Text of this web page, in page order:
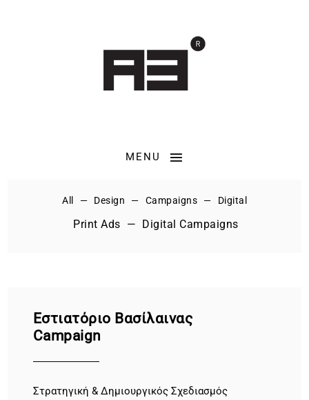
MENU
All Design Campaigns Digital
Print Ads Digital Campaigns
Eστιατόριο Βασίλαινας
Campaign
Στρατηγική & Δημιουργικός Σχεδιασμός